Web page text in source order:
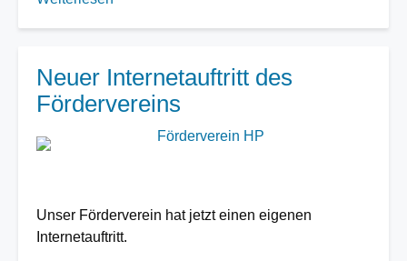
Neuer Internetauftritt des
Fördervereins
Image
Unser Förderverein hat jetzt einen eigenen
Internetauftritt.